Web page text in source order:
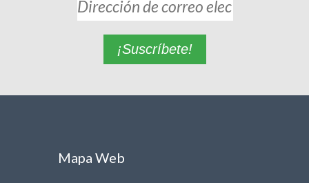
¡Suscríbete!
Mapa Web